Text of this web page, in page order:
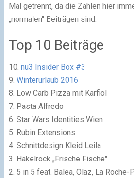
Mal getrennt, da die Zahlen hier
„normalen" Beiträgen sind:
Top 10 Beiträge
10. nu3 Insider Box #3
9. Winterurlaub 2016
8. Low Carb Pizza mit Karfiol
7. Pasta Alfredo
6. Star Wars Identities Wien
5. Rubin Extensions
4. Schnittdesign Kleid Leila
3. Häkelrock „Frische Fische"
2. 5 in 5 feat. Balea, Olaz, La Roche-